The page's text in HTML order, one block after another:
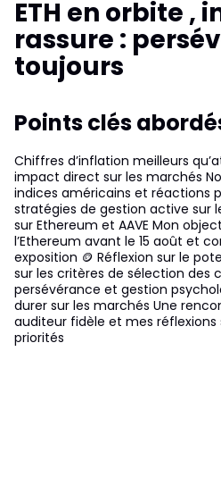
ETH en orbite ,
rassure :
toujours
Points clés
Chiffres d’inflation meilleurs
impact direct sur les marchés
indices américains et réactions
stratégies de gestion active sur
sur Ethereum et AAVE Mon
l’Ethereum avant le 15 août et
exposition 🪙 Réflexion sur le
sur les critères de sélection des
persévérance et gestion
durer sur les marchés Une
auditeur fidèle et mes réflexions
priorités